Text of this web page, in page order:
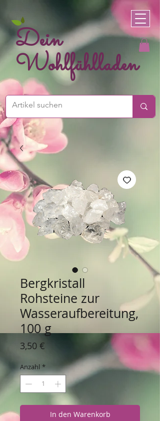
Dein
Wohlfühlladen
Bergkristall
Rohsteine zur
Wasseraufbereitung,
100 g
3,50 €
Anzahl *
In den Warenkorb